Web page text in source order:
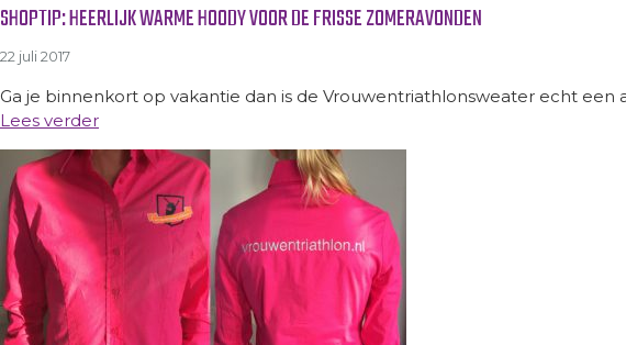
SHOPTIP: HEERLIJK WARME HOODY VOOR DE FRISSE ZOMERAVONDEN
22 juli 2017
Ga je binnenkort op vakantie dan is de Vrouwentriathlonsweater echt
Lees verder